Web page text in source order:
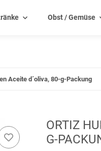
Obst / Gemüse
Aceite d´oliva, 80-g-Packung
ORTIZ
G-